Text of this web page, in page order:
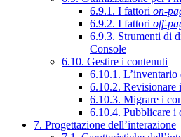
6.9.1. I fattori on-
6.9.2. I fattori off-
6.9.3. Strumenti di
Console
6.10. Gestire i contenuti
6.10.1. L’inventario
6.10.2. Revisionare
6.10.3. Migrare i
6.10.4. Pubblicare i
7. Progettazione dell’interazione